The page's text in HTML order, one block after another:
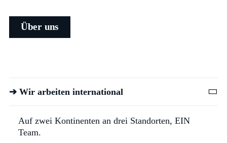
Über uns
➔ Wir arbeiten international
Auf zwei Kontinenten an drei Standorten, EIN
Team.